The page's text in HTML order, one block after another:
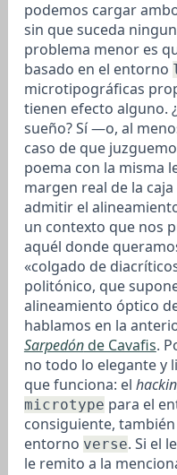
podemos cargar
sin que suceda
problema menor es
basado en el entorno
microtipográficas
tienen efecto alguno.
sueño? Sí —o, al
caso de que
poema con la misma
margen real de la
admitir el
un contexto que nos
aquél donde
«colgado de
politónico, que
alineamiento óptico
hablamos en la
Sarpedónde Cavafis.
no todo lo elegante y
que funciona: el
microtype para el
consiguiente,
entorno verse. Si el
le remito a la